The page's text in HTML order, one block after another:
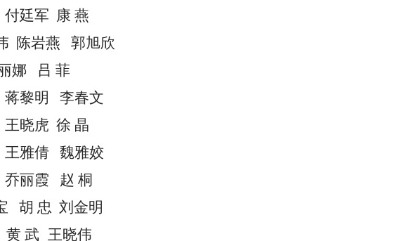
付廷军 康 燕
陈岩燕
郭旭欣
娜 吕 菲
蒋黎明
李春文
王晓虎 徐 晶
王雅倩
魏雅姣
乔丽霞 赵 桐
胡 忠 刘金明
黄 武 王晓伟